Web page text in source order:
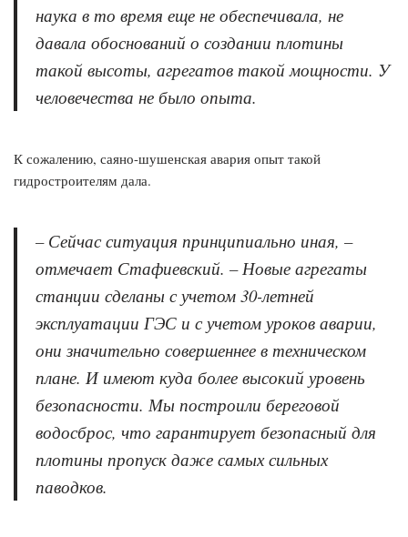
наука в то время еще не обеспечивала, не
давала обоснований о создании плотины
такой высоты, агрегатов такой мощности. У
человечества не было опыта.
К сожалению, саяно-шушенская авария опыт такой
гидростроителям дала.
– Сейчас ситуация принципиально иная, –
отмечает Стафиевский. – Новые агрегаты
станции сделаны с учетом 30-летней
эксплуатации ГЭС и с учетом уроков аварии,
они значительно совершеннее в техническом
плане. И имеют куда более высокий уровень
безопасности. Мы построили береговой
водосброс, что гарантирует безопасный для
плотины пропуск даже самых сильных
паводков.